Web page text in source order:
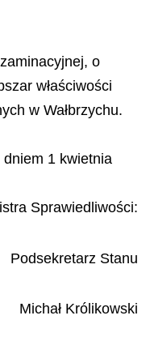
o
właściwości
w Wałbrzychu.
1 kwietnia
Sprawiedliwości:
Podsekretarz Stanu
Michał Królikowski